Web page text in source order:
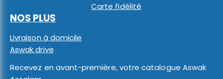
Carte fidélité
NOS PLUS
Livraison à domicile
Aswak drive
Recevez en avant-première, votre catalogue Aswak